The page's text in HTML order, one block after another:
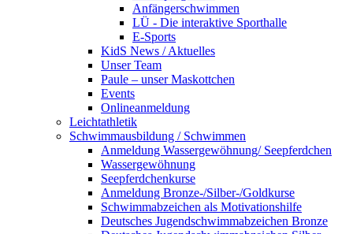
Anfängerschwimmen
LÜ - Die interaktive Sporthalle
E-Sports
KidS News / Aktuelles
Unser Team
Paule – unser Maskottchen
Events
Onlineanmeldung
Leichtathletik
Schwimmausbildung / Schwimmen
Anmeldung Wassergewöhnung/ Seepferdchen
Wassergewöhnung
Seepferdchenkurse
Anmeldung Bronze-/Silber-/Goldkurse
Schwimmabzeichen als Motivationshilfe
Deutsches Jugendschwimmabzeichen Bronze